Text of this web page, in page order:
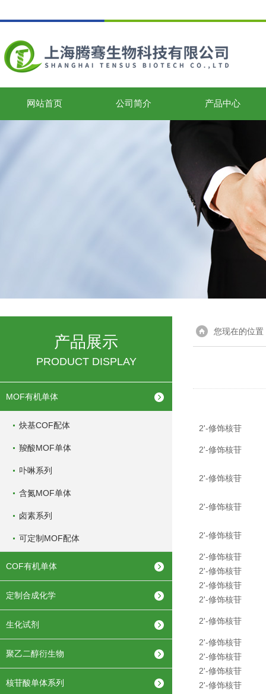
网站首页 公司简介 产品中心
产品展示
PRODUCT DISPLAY
MOF有机单体
炔基COF配体
羧酸MOF单体
卟啉系列
含氮MOF单体
卤素系列
可定制MOF配体
COF有机单体
定制合成化学
生化试剂
聚乙二醇衍生物
核苷酸单体系列
您现在的位置
2'-修饰核苷
2'-修饰核苷
2'-修饰核苷
2'-修饰核苷
2'-修饰核苷
2'-修饰核苷
2'-修饰核苷
2'-修饰核苷
2'-修饰核苷
2'-修饰核苷
2'-修饰核苷
2'-修饰核苷
2'-修饰核苷
2'-修饰核苷